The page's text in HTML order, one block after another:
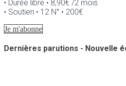
• Durée libre • 8,90€ /2 mois
• Soutien • 12 N° • 200€
Je m'abonne
Dernières parutions - Nouvelle